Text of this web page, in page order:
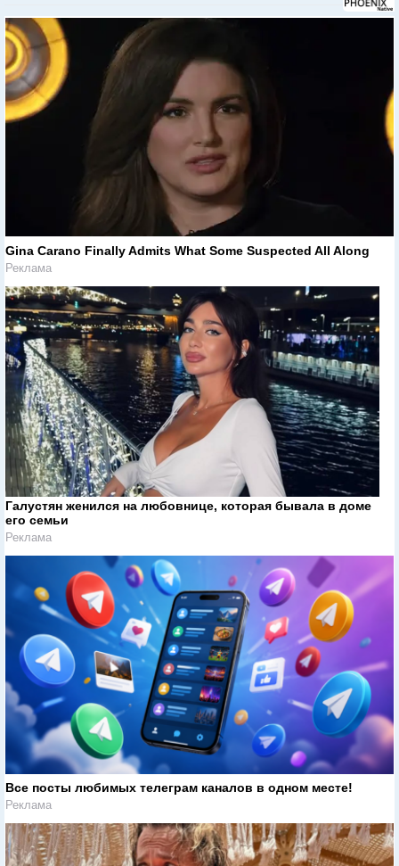
Gina Carano Finally Admits What Some Suspected All Along
Реклама
Галустян женился на любовнице, которая бывала в доме
его семьи
Реклама
Все посты любимых телеграм каналов в одном месте!
Реклама